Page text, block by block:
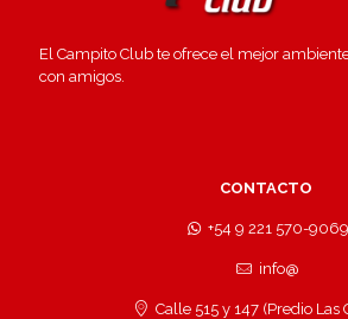
El Campito Club te ofrece el mejor
con amigos.
CONTACTO
+54 9 221 570-9069
info@
Calle 515 y 147 (Predio Las